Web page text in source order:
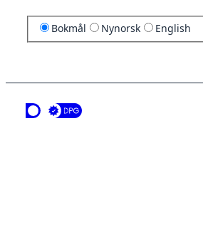
Bokmål Nynorsk English